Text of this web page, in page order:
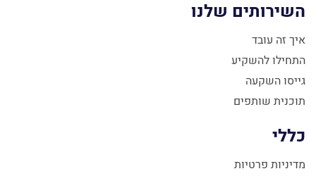
השירותים שלנו
איך זה עובד
התחילו להשקיע
גייסו השקעה
תוכנית שותפים
כללי
מדיניות פרטיות